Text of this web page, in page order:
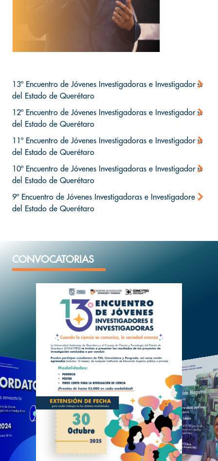
13º Encuentro de Jóvenes Investigadoras e Investigadores
del Estado de Querétaro
12º Encuentro de Jóvenes Investigadoras e Investigadores
del Estado de Querétaro
11º Encuentro de Jóvenes Investigadoras e Investigadores
del Estado de Querétaro
10º Encuentro de Jóvenes Investigadoras e Investigadores
del Estado de Querétaro
9º Encuentro de Jóvenes Investigadoras e Investigadores
del Estado de Querétaro
CONVOCATORIAS